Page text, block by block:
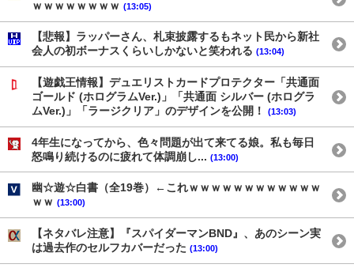
ｗｗｗｗｗｗｗｗ (13:05)
【悲報】ラッパーさん、札束披露するもネット民から新社
会人の初ボーナスくらいしかないと笑われる (13:04)
【遊戯王情報】デュエリストカードプロテクター「共通面
ゴールド (ホログラムVer.)」「共通面 シルバー (ホログラ
ムVer.)」「ラージクリア」のデザインを公開！
(13:03)
4年生になってから、色々問題が出て来てる娘。私も毎日
怒鳴り続けるのに疲れて体調崩し... (13:00)
幽☆遊☆白書（全19巻）←これｗｗｗｗｗｗｗｗｗｗｗｗ
ｗｗ (13:00)
【ネタバレ注意】『スパイダーマンBND』、あのシーン実
は過去作のセルフカバーだった (13:00)